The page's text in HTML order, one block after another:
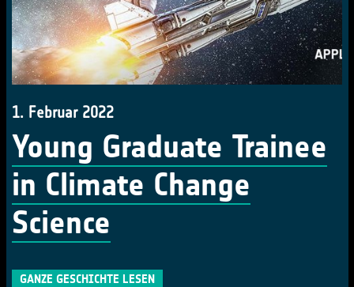
1. Februar 2022
Young Graduate Trainee
in Climate Change
Science
GANZE GESCHICHTE LESEN